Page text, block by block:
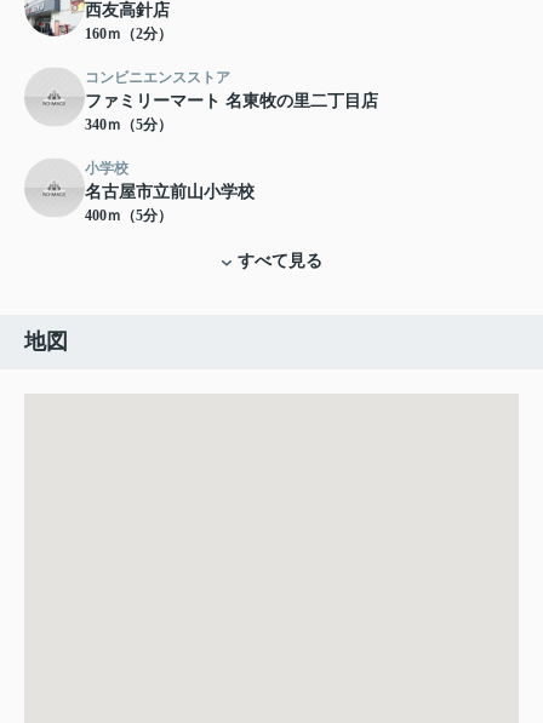
西友高針店
160ｍ（2分）
コンビニエンスストア
ファミリーマート 名東牧の里二丁目店
340ｍ（5分）
小学校
名古屋市立前山小学校
400ｍ（5分）
すべて見る
地図